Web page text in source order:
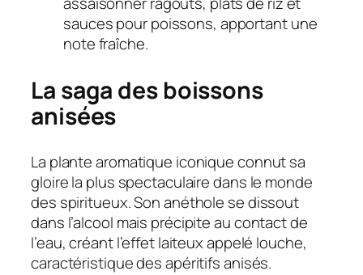
sauces pour poissons, apportant une
note fraîche.
La saga des boissons
anisées
La plante aromatique iconique connut sa
gloire la plus spectaculaire dans le monde
des spiritueux. Son anéthole se dissout
dans l’alcool mais précipite au contact de
l’eau, créant l’effet laiteux appelé louche,
caractéristique des apéritifs anisés.